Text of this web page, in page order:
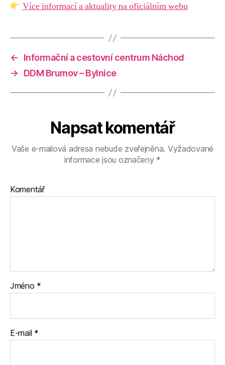
Více informací a aktuality na oficiálním webu
←
Informační a cestovní centrum Náchod
→
DDM Brumov – Bylnice
Napsat komentář
Vaše e-mailová adresa nebude zveřejněna. Vyžadované
informace jsou označeny *
Komentář
Jméno *
E-mail *